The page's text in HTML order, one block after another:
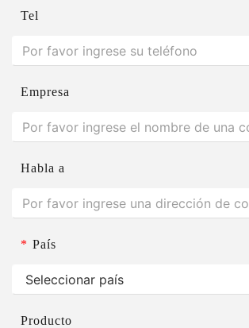
Tel
Empresa
Habla a
* País
Producto